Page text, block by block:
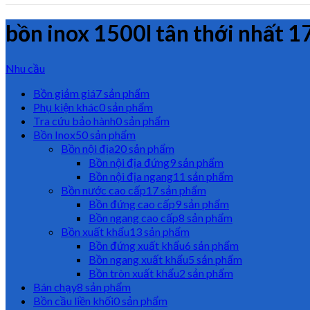
bồn inox 1500l tân thới nhất
Nhu cầu
Bồn giảm giá7 sản phẩm
Phụ kiện khác0 sản phẩm
Tra cứu bảo hành0 sản phẩm
Bồn Inox50 sản phẩm
Bồn nội địa20 sản phẩm
Bồn nội địa đứng9 sản phẩm
Bồn nội địa ngang11 sản phẩm
Bồn nước cao cấp17 sản phẩm
Bồn đứng cao cấp9 sản phẩm
Bồn ngang cao cấp8 sản phẩm
Bồn xuất khẩu13 sản phẩm
Bồn đứng xuất khẩu6 sản phẩm
Bồn ngang xuất khẩu5 sản phẩm
Bồn tròn xuất khẩu2 sản phẩm
Bán chạy8 sản phẩm
Bồn cầu liền khối0 sản phẩm